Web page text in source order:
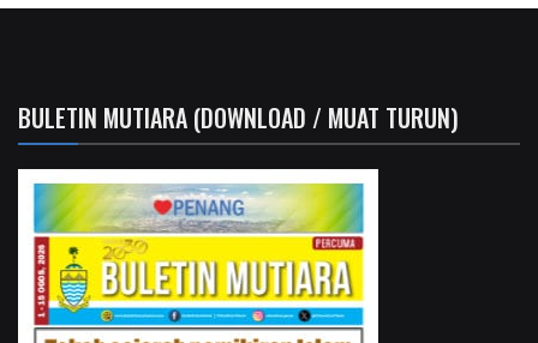
BULETIN MUTIARA (DOWNLOAD / MUAT TURUN)